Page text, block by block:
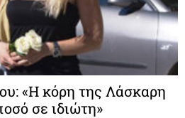
«Η κόρη της Λάσκαρη
σε ιδιώτη»